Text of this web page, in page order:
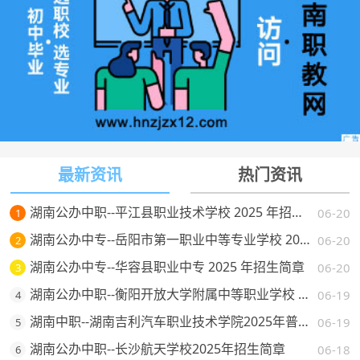
最新资讯 热门资讯
1 06-20
湖南公办中职--平江县职业技术学校 2025 年招生简章
2 06-20
湖南公办中专--岳阳市第一职业中等专业学校 2025 年招生简章
3 06-20
湖南公办中专--华容县职业中专 2025 年招生简章
4 06-19
湖南公办中职--衡阳开放大学附属中等职业学校 2025 年招生简章
5 06-19
湖南中职--湖南吉利汽车职业技术学院2025年普通高校招生章程
6 06-18
湖南公办中职--长沙航天学校2025年招生简章